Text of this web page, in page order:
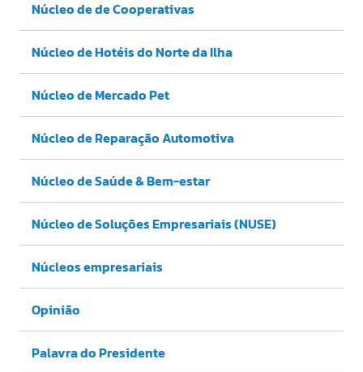
Núcleo de de Cooperativas
Núcleo de Hotéis do Norte da Ilha
Núcleo de Mercado Pet
Núcleo de Reparação Automotiva
Núcleo de Saúde & Bem-estar
Núcleo de Soluções Empresariais (NUSE)
Núcleos empresariais
Opinião
Palavra do Presidente